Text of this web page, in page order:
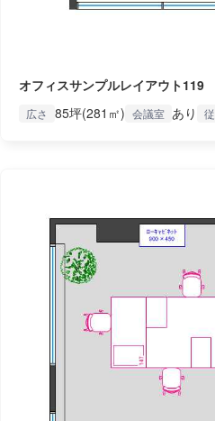
オフィスサンプルレイアウト119
広さ 85坪(281㎡) 会議室 あり